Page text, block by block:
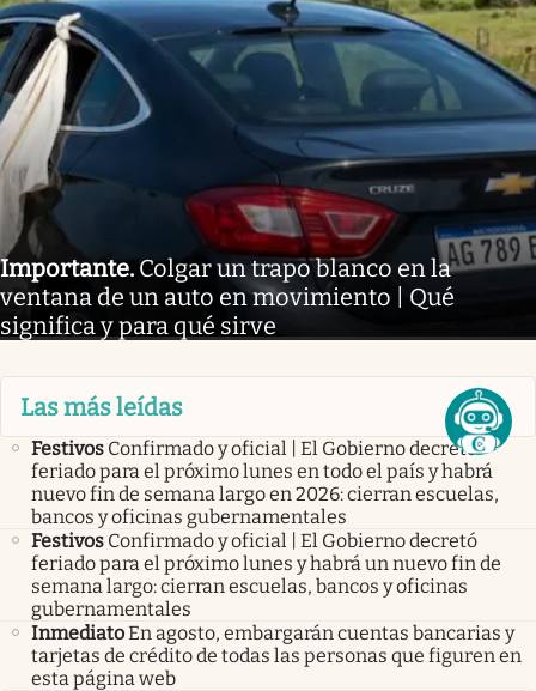
Importante. Colgar un trapo blanco en la
ventana de un auto en movimiento | Qué
significa y para qué sirve
Las más leídas
Festivos Confirmado y oficial | El Gobierno decretó
feriado para el próximo lunes en todo el país y habrá
nuevo fin de semana largo en 2026: cierran escuelas,
bancos y oficinas gubernamentales
Festivos Confirmado y oficial | El Gobierno decretó
feriado para el próximo lunes y habrá un nuevo fin de
semana largo: cierran escuelas, bancos y oficinas
gubernamentales
InmediatoEn agosto, embargarán cuentas bancarias y
tarjetas de crédito de todas las personas que figuren en
esta página web